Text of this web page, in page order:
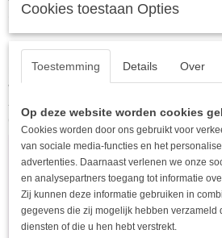
EAN code
Omschrijving
De bedel (hartjes) is gemaakt van Stainless
verkleuren
Ook interessant
Cookies toestaan Opties
Toestemming Details Over
Op deze website worden cookies
Cookies worden door ons gebruikt voor
van sociale media-functies en het
advertenties. Daarnaast verlenen we onze
en analysepartners toegang tot informatie
Zij kunnen deze informatie gebruiken in
gegevens die zij mogelijk hebben verzameld
diensten of die u hen hebt verstrekt.